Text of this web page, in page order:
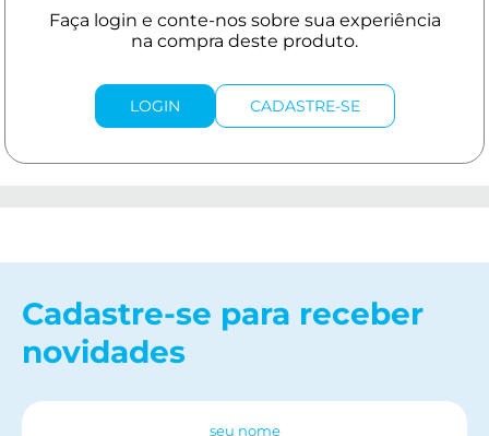
LOGIN CADASTRE-SE
Cadastre-se para receber
novidades